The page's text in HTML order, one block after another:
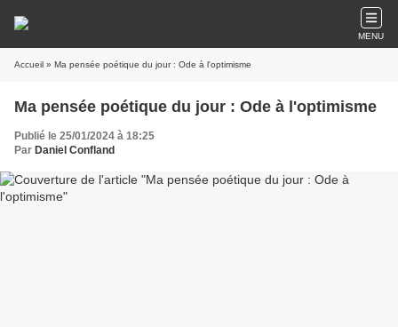
MENU
Accueil » Ma pensée poétique du jour : Ode à l'optimisme
Ma pensée poétique du jour : Ode à l'optimisme
Publié le 25/01/2024 à 18:25
Par Daniel Confland